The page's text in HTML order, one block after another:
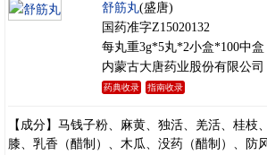
舒筋丸(盛唐)
国药准字Z15020132
每丸重3g*5丸*2小盒*100中盒
内蒙古大唐药业股份有限公司
药典收录 指南收录
【成分】马钱子粉、麻黄、独活、羌活、桂枝
膝、乳香（醋制）、木瓜、没药（醋制）、防